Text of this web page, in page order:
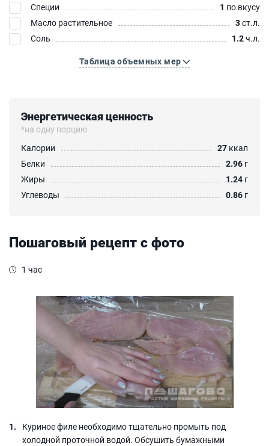
Специи
1 по вкусу
Масло растительное
3ст.л.
Соль
1.2ч.л.
Таблица объемных мер
Энергетическая ценность
*на одну порцию
Калории
27 ккал
Белки
2.96 г
Жиры
1.24 г
Углеводы
0.86 г
Пошаговый рецепт с фото
1 час
Куриное филе необходимо тщательно промыть под
холодной проточной водой. Обсушить бумажными